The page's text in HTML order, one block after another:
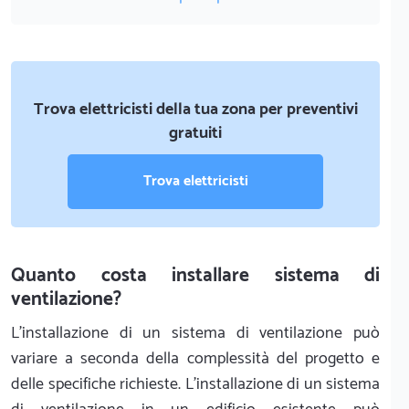
Trova elettricisti della tua zona per preventivi
gratuiti
Trova elettricisti
Quanto costa installare sistema di
ventilazione?
L'installazione di un sistema di ventilazione può
variare a seconda della complessità del progetto e
delle specifiche richieste. L'installazione di un sistema